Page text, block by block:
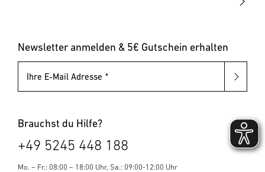
Pollerleuchten
Newsletter anmelden & 5€ Gutschein erhalten
Ihre E-Mail Adresse
Brauchst du Hilfe?
+49 5245 448 188
Mo. – Fr.: 08:00 – 18:00 Uhr, Sa.: 09:00-12:00 Uhr